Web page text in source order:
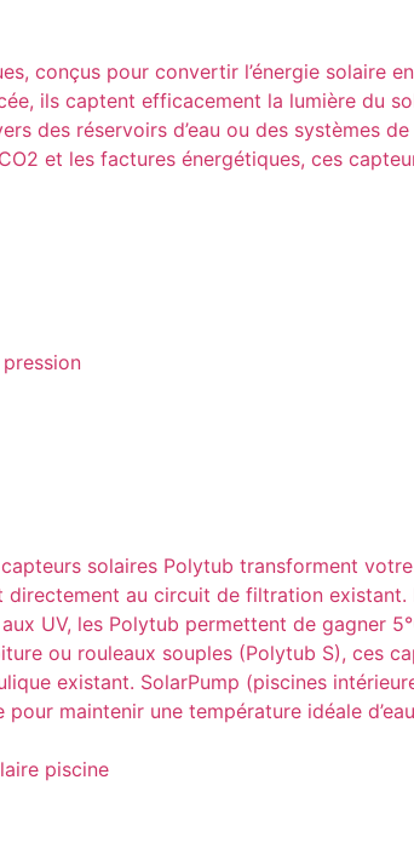
conçus pour convertir l’énergie solaire
ils captent efficacement la lumière du
des réservoirs d’eau ou des systèmes
et les factures énergétiques, ces
solaires Polytub transforment
directement au circuit de filtration
aux UV, les Polytub permettent de
ou rouleaux souples (Polytub S), ces
existant. SolarPump (piscines
pour maintenir une température idéale
piscine